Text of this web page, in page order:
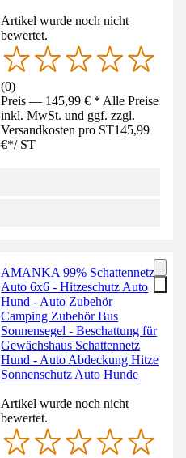
Artikel wurde noch nicht
bewertet.
(0)
Preis — 145,99 € * Alle Preise
inkl. MwSt. und ggf. zzgl.
Versandkosten pro ST145,99
€*/ ST
AMANKA 99% Schattennetz
Auto 6x6 - Hitzeschutz Auto
Hund - Auto Zubehör
Camping Zubehör Bus
Sonnensegel - Beschattung für
Gewächshaus Schattennetz
Hund - Auto Abdeckung Hitze
Sonnenschutz Auto Hunde
Artikel wurde noch nicht
bewertet.